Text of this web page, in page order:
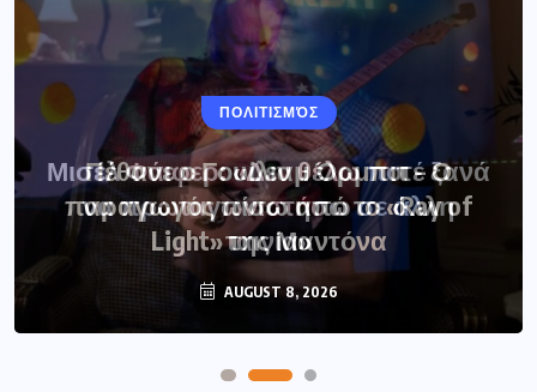
ΠΟΛΙΤΙΣΜΌΣ
Μισέλ Φάιφερ: «Δεν θέλω ποτέ ξανά
να πρωταγωνιστήσω σε άλλη
ταινία»
AUGUST 8, 2026
ΠΟΛΙΤΙΣΜΌΣ
Πέθανε ο Γουίλιαμ Όρμπιτ – Ο
παραγωγός πίσω από το «Ray of
Light» της Μαντόνα
AUGUST 8, 2026